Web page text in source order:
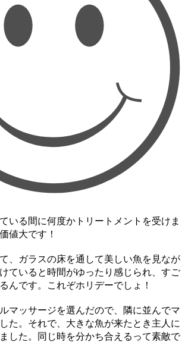
いる間に何度かトリートメントを受けま
値大です！
、ガラスの床を通して美しい魚を見なが
ていると時間がゆったり感じられ、すご
んです。これぞホリデーでしょ！
マッサージを選んだので、隣に並んでマ
た。それで、大きな魚が来たとき主人に
した。同じ時を分かち合えるって素敵で